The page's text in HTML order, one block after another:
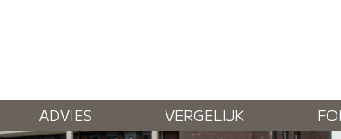
ADVIES VERGELIJK